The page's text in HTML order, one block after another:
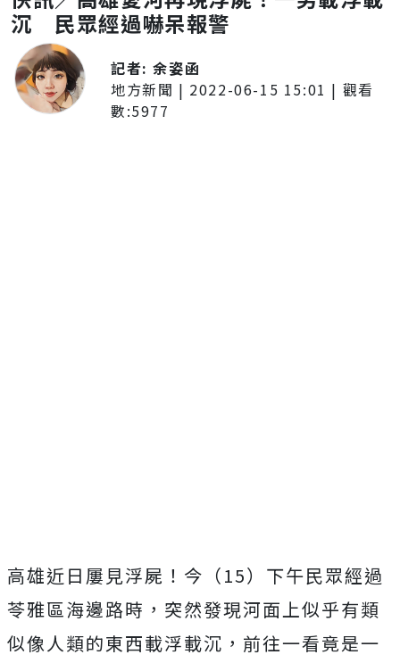
沉 民眾經過嚇呆報警
記者:余姿函
地方新聞 | 2022-06-15 15:01 | 觀看
數:5977
高雄近日屢見浮屍！今（15）下午民眾經過
苓雅區海邊路時，突然發現河面上似乎有類
似像人類的東西載浮載沉，前往一看竟是一